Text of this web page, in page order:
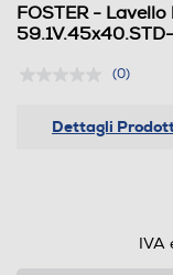
FOSTER -
(0)
Dettagli
IVA